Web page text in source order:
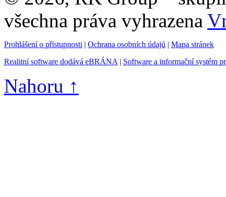
všechna práva vyhrazena
Prohlášení o přístupnosti | Ochrana osobních údajů | Mapa stránek
Realitní software dodává eBRÁNA | Software a informační systém
Nahoru ↑